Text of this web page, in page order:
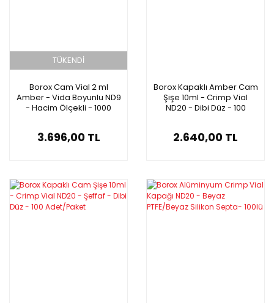
TÜKENDİ
Borox Cam Vial 2 ml
Amber - Vida Boyunlu ND9
- Hacim Ölçekli - 1000
3.696,00 TL
Borox Kapaklı Amber Cam
Şişe 10ml - Crimp Vial
ND20 - Dibi Düz - 100
2.640,00 TL